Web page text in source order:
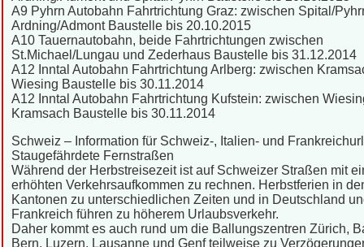
A9 Pyhrn Autobahn Fahrtrichtung Graz: zwischen Spital/
Ardning/Admont Baustelle bis 20.10.2015
A10 Tauernautobahn, beide Fahrtrichtungen zwischen
St.Michael/Lungau und Zederhaus Baustelle bis 31.12.2014
A12 Inntal Autobahn Fahrtrichtung Arlberg: zwischen
Wiesing Baustelle bis 30.11.2014
A12 Inntal Autobahn Fahrtrichtung Kufstein: zwischen
Kramsach Baustelle bis 30.11.2014
Schweiz – Information für Schweiz-, Italien- und
Staugefährdete Fernstraßen
Während der Herbstreisezeit ist auf Schweizer Straßen mit
erhöhten Verkehrsaufkommen zu rechnen. Herbstferien in
Kantonen zu unterschiedlichen Zeiten und in Deutschland
Frankreich führen zu höherem Urlaubsverkehr.
Daher kommt es auch rund um die Ballungszentren Zürich,
Bern, Luzern, Lausanne und Genf teilweise zu